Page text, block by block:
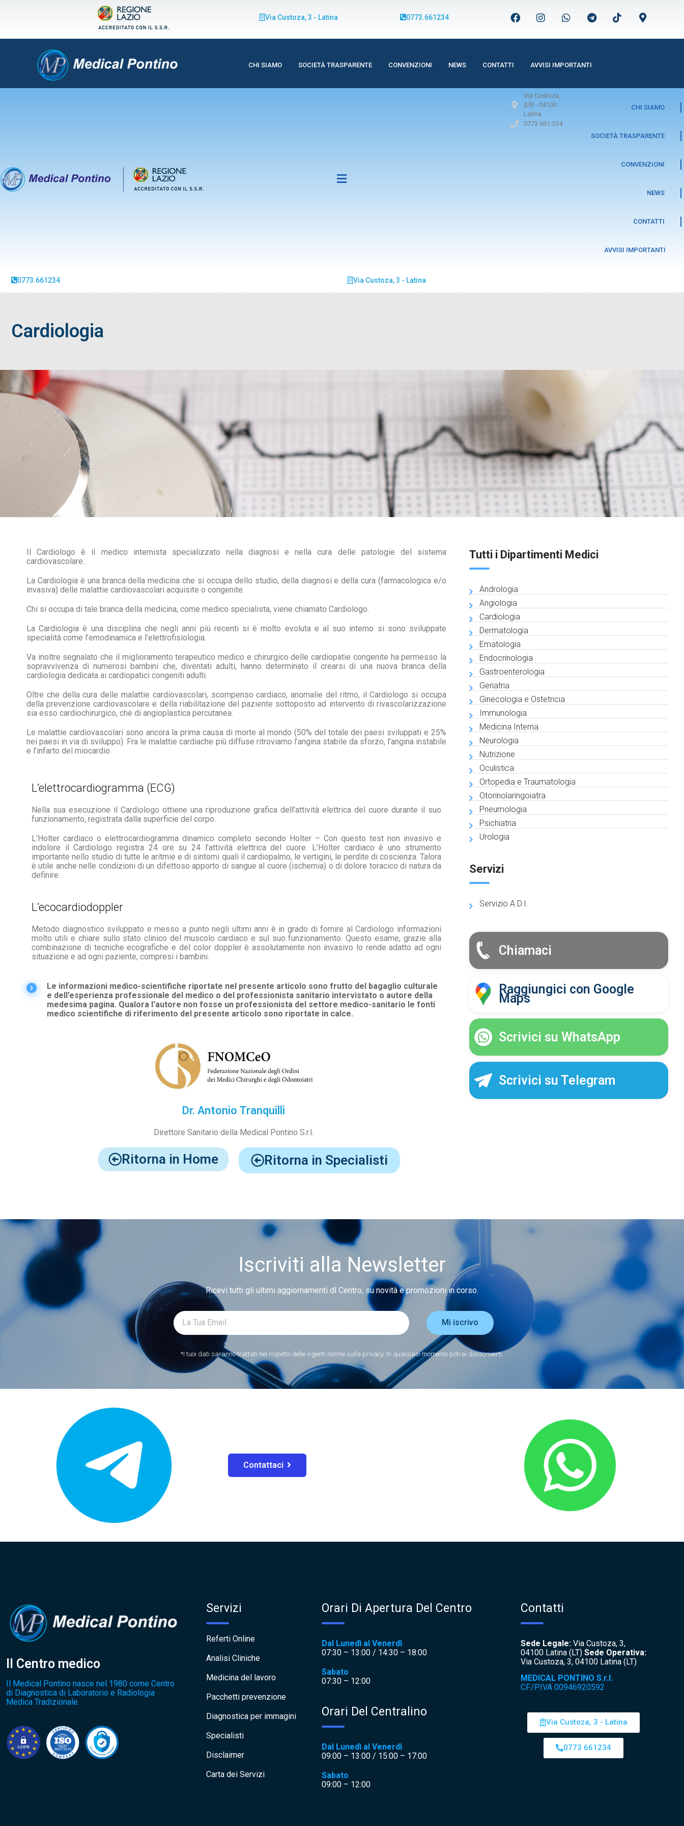
Via Custoza, 3 - Latina 0773.661234
CHI SIAMO SOCIETÀ TRASPARENTE CONVENZIONI NEWS CONTATTI AVVISI IMPORTANTI
Via Custoza,
3/B - 04100
Latina
0773 661.234
CHI SIAMO
SOCIETÀ TRASPARENTE
CONVENZIONI
NEWS
CONTATTI
AVVISI IMPORTANTI
0773.661234 Via Custoza, 3 - Latina
Cardiologia
Il Cardiologo è il medico internista specializzato nella diagnosi e nella cura delle patologie del sistema
cardiovascolare.
La Cardiologia è una branca della medicina che si occupa dello studio, della diagnosi e della cura (farmacologica e/o
invasiva) delle malattie cardiovascolari acquisite o congenite.
Chi si occupa di tale branca della medicina, come medico specialista, viene chiamato Cardiologo.
La Cardiologia è una disciplina che negli anni più recenti si è molto evoluta e al suo interno si sono sviluppate
specialità come l’emodinamica e l’elettrofisiologia.
Va inoltre segnalato che il miglioramento terapeutico medico e chirurgico delle cardiopatie congenite ha permesso la
sopravvivenza di numerosi bambini che, diventati adulti, hanno determinato il crearsi di una nuova branca della
cardiologia dedicata ai cardiopatici congeniti adulti.
Oltre che della cura delle malattie cardiovascolari, scompenso cardiaco, anomalie del ritmo, il Cardiologo si occupa
della prevenzione cardiovascolare e della riabilitazione del paziente sottoposto ad intervento di rivascolarizzazione
sia esso cardiochirurgico, che di angioplastica percutanea.
Le malattie cardiovascolari sono ancora la prima causa di morte al mondo (50% del totale dei paesi sviluppati e 25%
nei paesi in via di sviluppo). Fra le malattie cardiache più diffuse ritroviamo l’angina stabile da sforzo, l’angina instabile
e l’infarto del miocardio.
L’elettrocardiogramma (ECG)
Nella sua esecuzione il Cardiologo ottiene una riproduzione grafica dell’attività elettrica del cuore durante il suo
funzionamento, registrata dalla superficie del corpo.
L’Holter cardiaco o elettrocardiogramma dinamico completo secondo Holter – Con questo test non invasivo e
indolore il Cardiologo registra 24 ore su 24 l’attività elettrica del cuore. L’Holter cardiaco è uno strumento
importante nello studio di tutte le aritmie e di sintomi quali il cardiopalmo, le vertigini, le perdite di coscienza. Talora
è utile anche nelle condizioni di un difettoso apporto di sangue al cuore (ischemia) o di dolore toracico di natura da
definire.
L’ecocardiodoppler
Metodo diagnostico sviluppato e messo a punto negli ultimi anni è in grado di fornire al Cardiologo informazioni
molto utili e chiare sullo stato clinico del muscolo cardiaco e sul suo funzionamento. Questo esame, grazie alla
combinazione di tecniche ecografiche e del color doppler è assolutamente non invasivo lo rende adatto ad ogni
situazione e ad ogni paziente, compresi i bambini.
Le informazioni medico-scientifiche riportate nel presente articolo sono frutto del bagaglio culturale
e dell’esperienza professionale del medico o del professionista sanitario intervistato o autore della
medesima pagina. Qualora l’autore non fosse un professionista del settore medico-sanitario le fonti
medico scientifiche di riferimento del presente articolo sono riportate in calce.
Dr. Antonio Tranquilli
Direttore Sanitario della Medical Pontino S.r.l.
Ritorna in Home Ritorna in Specialisti
Tutti i Dipartimenti Medici
Andrologia
Angiologia
Cardiologia
Dermatologia
Ematologia
Endocrinologia
Gastroenterologia
Geriatria
Ginecologia e Ostetricia
Immunologia
Medicina Interna
Neurologia
Nutrizione
Oculistica
Ortopedia e Traumatologia
Otorinolaringoiatra
Pneumologia
Psichiatria
Urologia
Servizi
Servizio A.D.I.
Chiamaci
Raggiungici con Google
Maps
Scrivici su WhatsApp
Scrivici su Telegram
Iscriviti alla Newsletter
Ricevi tutti gli ultimi aggiornamenti dl Centro, su novità e promozioni in corso.
Mi iscrivo
*I tuoi dati saranno trattati nel rispetto delle vigenti norme sulla privacy. In qualsiasi momento potrai disiscriverti.
Contattaci
Il Centro medico
Il Medical Pontino nasce nel 1980 come Centro
di Diagnostica di Laboratorio e Radiologia
Medica Tradizionale.
Servizi
Referti Online
Analisi Cliniche
Medicina del lavoro
Pacchetti prevenzione
Diagnostica per immagini
Specialisti
Disclaimer
Carta dei Servizi
Orari Di Apertura Del Centro
Dal Lunedì al Venerdì
07:30 – 13:00 / 14:30 – 18:00
Sabato
07:30 – 12:00
Orari Del Centralino
Dal Lunedì al Venerdì
09:00 – 13:00 / 15:00 – 17:00
Sabato
09:00 – 12:00
Contatti
Sede Legale:Via Custoza, 3,
04100 Latina (LT) Sede Operativa:
Via Custoza, 3, 04100 Latina (LT)
MEDICAL PONTINO S.r.l.
CF./P.IVA 00946920592
Via Custoza, 3 - Latina
0773 661234